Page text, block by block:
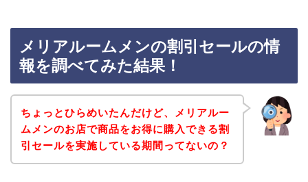
メリアルームメンの割引セールの情
報を調べてみた結果！
ちょっとひらめいたんだけど、メリアルー
ムメンのお店で商品をお得に購入できる割
引セールを実施している期間ってないの？